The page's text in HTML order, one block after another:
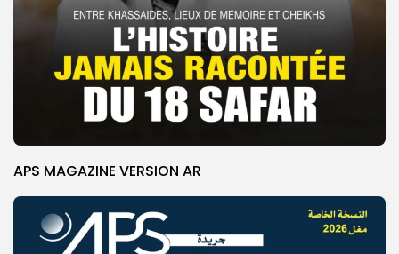
APS MAGAZINE VERSION AR